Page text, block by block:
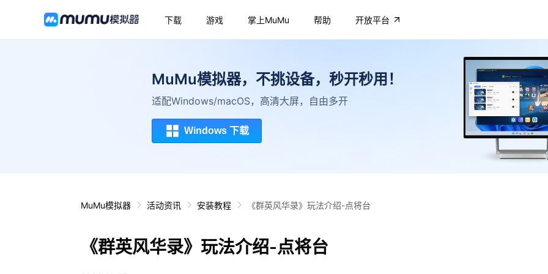
下载 游戏 掌上MuMu 帮助 开放平台
MuMu模拟器，不挑设备，秒开秒用！
适配Windows/macOS，高清大屏，自由多开
Windows 下载
MuMu模拟器 活动资讯 安装教程 《群英风华录》玩法介绍-点将台
《群英风华录》玩法介绍-点将台